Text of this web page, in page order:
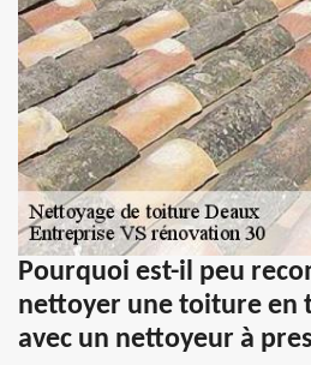
Pourquoi est-il peu
nettoyer une toiture en
avec un nettoyeur à